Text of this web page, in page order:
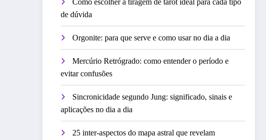
de dúvida
Orgonite: para que serve e como usar no dia a dia
Mercúrio Retrógrado: como entender o período e
evitar confusões
Sincronicidade segundo Jung: significado, sinais e
aplicações no dia a dia
25 inter-aspectos do mapa astral que revelam